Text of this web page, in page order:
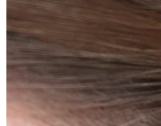
Ombligo